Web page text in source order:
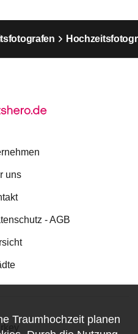
uns
- AGB
Traumhochzeit planen